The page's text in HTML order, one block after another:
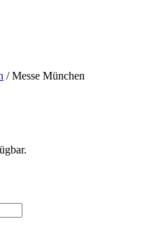
/Messe München